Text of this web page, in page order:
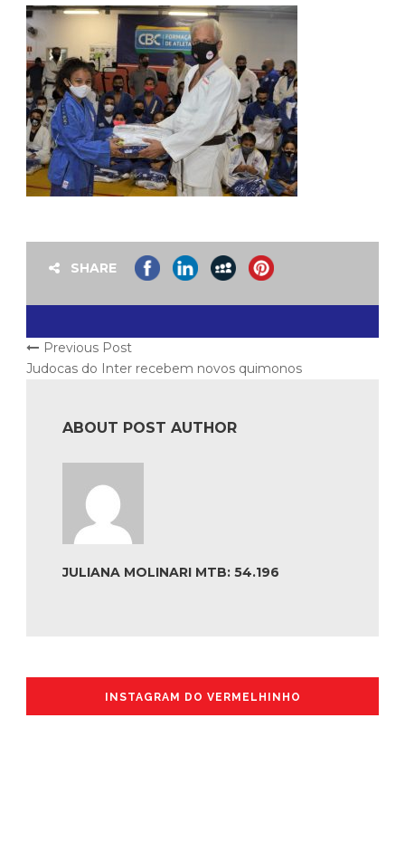
SHARE
Previous Post
Judocas do Inter recebem novos quimonos
ABOUT POST AUTHOR
JULIANA MOLINARI MTB: 54.196
INSTAGRAM DO VERMELHINHO